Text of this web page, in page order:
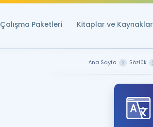
Çalışma Paketleri Kitaplar ve Kaynaklar
Ana Sayfa Sözlük